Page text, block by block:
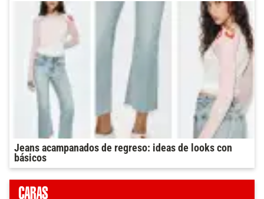
Jeans acampanados de regreso: ideas de looks con
básicos